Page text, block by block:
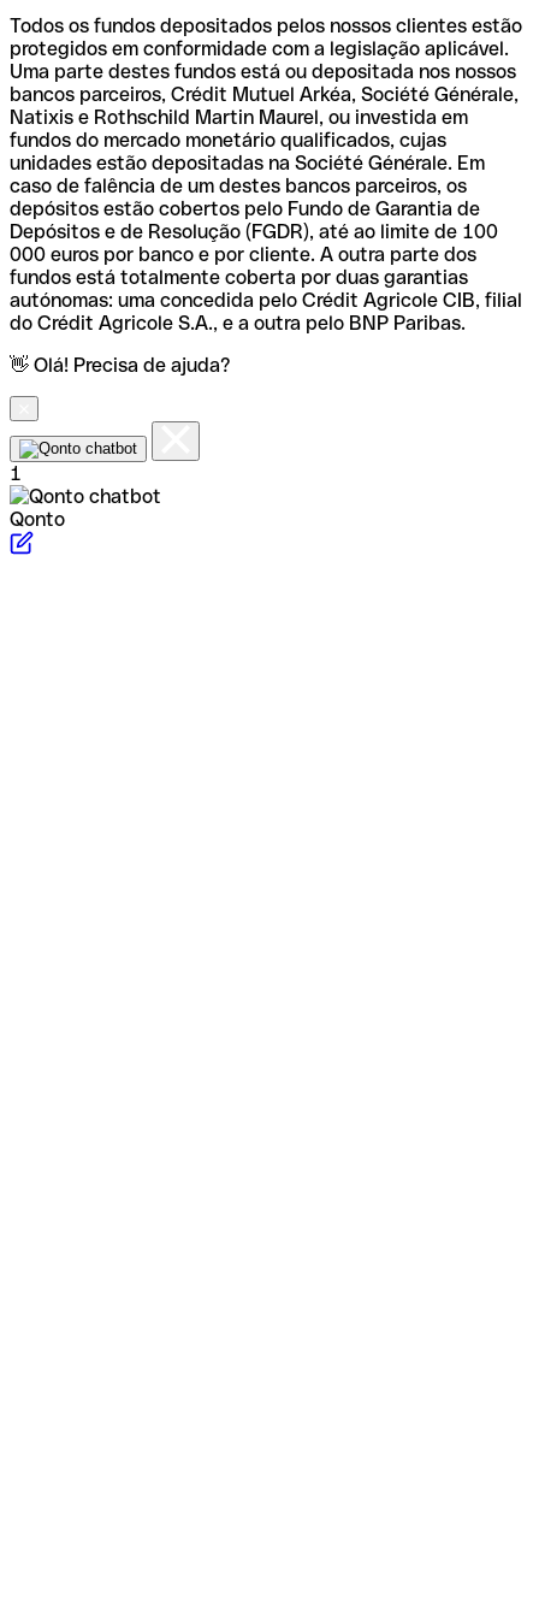
Todos os fundos depositados pelos nossos clientes estão
protegidos em conformidade com a legislação aplicável.
Uma parte destes fundos está ou depositada nos nossos
bancos parceiros, Crédit Mutuel Arkéa, Société Générale,
Natixis e Rothschild Martin Maurel, ou investida em
fundos do mercado monetário qualificados, cujas
unidades estão depositadas na Société Générale. Em
caso de falência de um destes bancos parceiros, os
depósitos estão cobertos pelo Fundo de Garantia de
Depósitos e de Resolução (FGDR), até ao limite de 100
000 euros por banco e por cliente. A outra parte dos
fundos está totalmente coberta por duas garantias
autónomas: uma concedida pelo Crédit Agricole CIB, filial
do Crédit Agricole S.A., e a outra pelo BNP Paribas.
👋 Olá! Precisa de ajuda?
1
Qonto